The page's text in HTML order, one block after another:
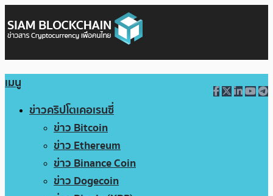
เมนู
ข่าวคริปโตเคอเรนซี่
ข่าว Bitcoin
ข่าว Ethereum
ข่าว Binance Coin
ข่าว Dogecoin